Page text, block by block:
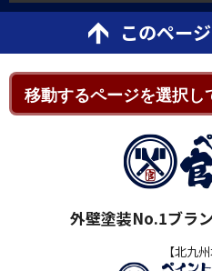
このペー
外壁塗装No.1ブラ
【北九